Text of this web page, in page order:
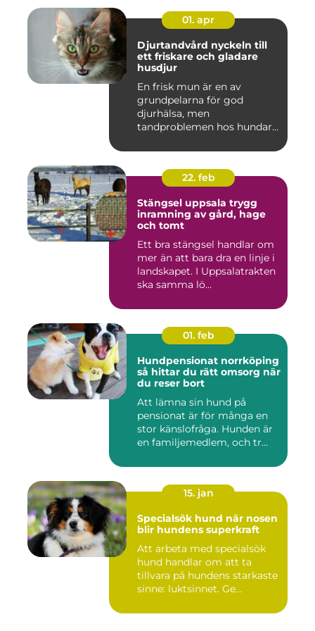
01. apr
Djurtandvård nyckeln till
ett friskare och gladare
husdjur
En frisk mun är en av
grundpelarna för god
djurhälsa, men
tandproblemen hos hundar
22. feb
Stängsel uppsala trygg
inramning av gård, hage
och tomt
Ett bra stängsel handlar om
mer än att bara dra en linje i
landskapet. I Uppsalatrakten
ska samma lö...
01. feb
Hundpensionat norrköping
så hittar du rätt omsorg när
du reser bort
Att lämna sin hund på
pensionat är för många en
stor känslofråga. Hunden är
en familjemedlem, och tr...
15. jan
Specialsök hund när nosen
blir hundens superkraft
Att arbeta med specialsök
hund handlar om att ta
tillvara på hundens starkaste
sinne: luktsinnet. Ge...